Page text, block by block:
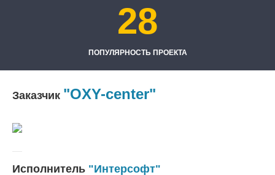
28
ПОПУЛЯРНОСТЬ ПРОЕКТА
Заказчик "OXY-center"
Исполнитель "Интерсофт"